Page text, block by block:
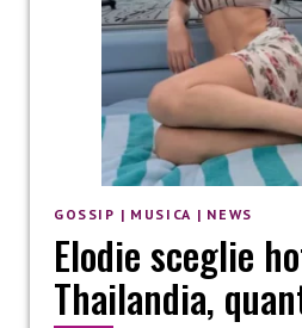
GOSSIP | MUSICA | NEWS
Elodie sceglie
Thailandia,